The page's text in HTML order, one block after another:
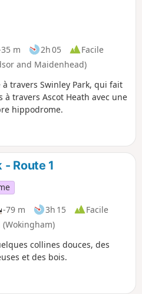
m 2h 05
Facile
and Maidenhead)
travers Swinley Park, qui fait
travers Ascot Heath avec une
hippodrome.
- Route 1
-79 m 3h 15
Facile
collines douces, des
et des bois.